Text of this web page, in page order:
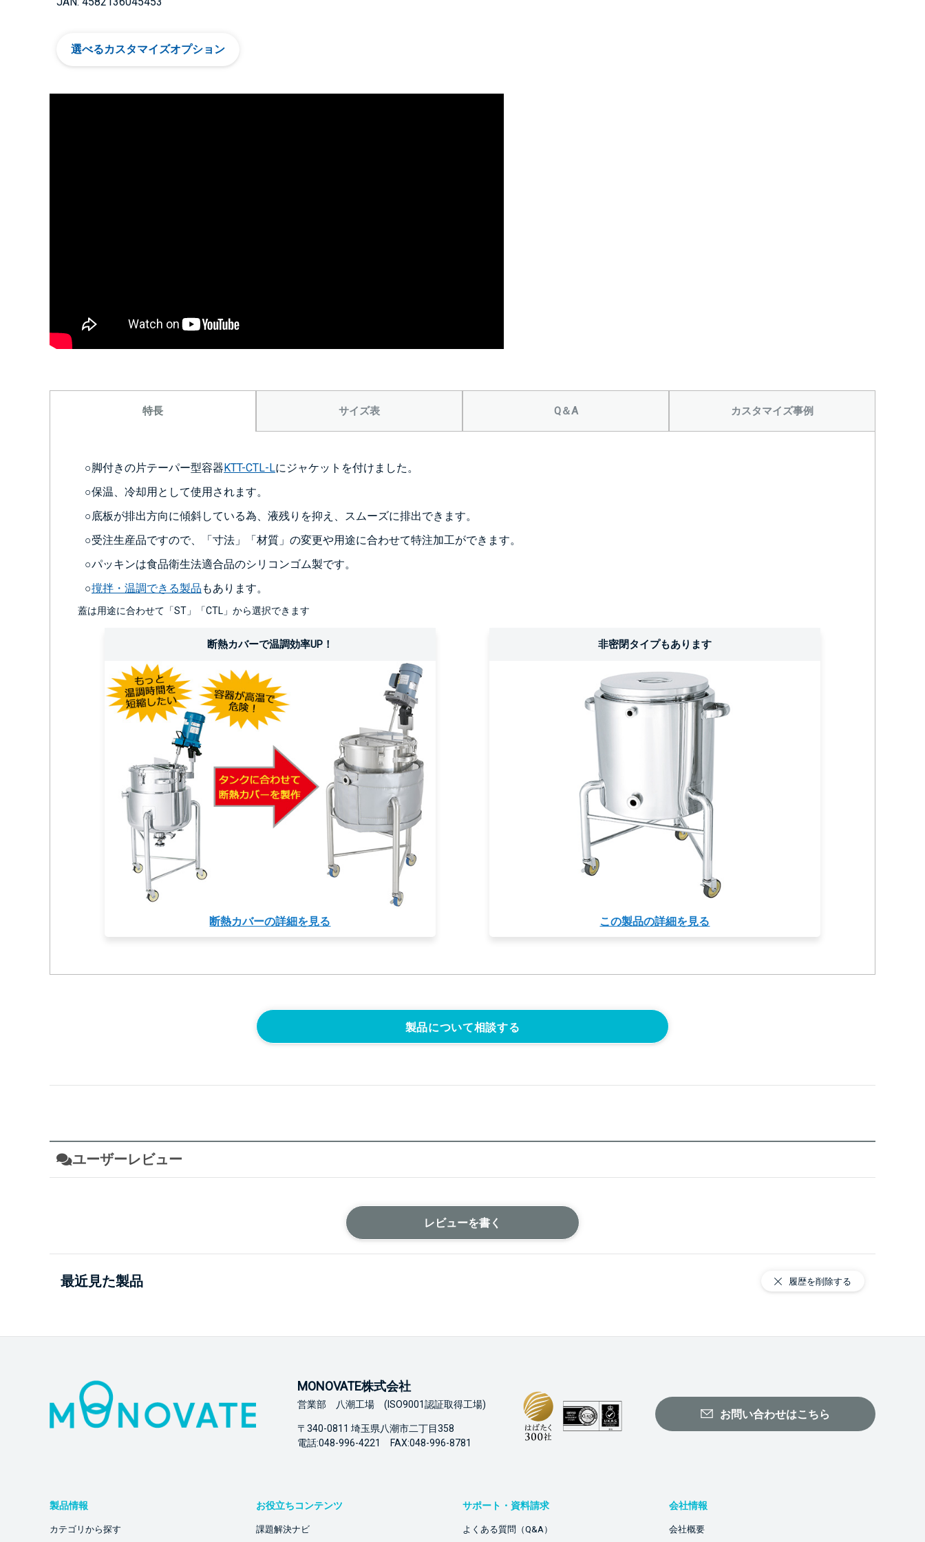
選べるカスタマイズオプション
特長 サイズ表 Q＆A カスタマイズ事例
○脚付きの片テーパー型容器 KTT-CTL-Lにジャケットを付けました。
○保温、冷却用として使用されます。
○底板が排出方向に傾斜している為、液残りを抑え、スムーズに排出できます。
○受注生産品ですので、「寸法」「材質」の変更や用途に合わせて特注加工ができます。
○パッキンは食品衛生法適合品のシリコンゴム製です。
○撹拌・温調できる製品 もあります。
蓋は用途に合わせて「ST」「CTL」から選択できます
断熱カバーで温調効率UP！
断熱カバーの詳細を見る
非密閉タイプもあります
この製品の詳細を見る
製品について相談する
ユーザーレビュー
レビューを書く
最近見た製品 履歴を削除する
MONOVATE株式会社
営業部 八潮工場 (ISO9001認証取得工場)
〒340-0811 埼玉県八潮市二丁目358
電話:048-996-4221 FAX:048-996-8781
お問い合わせはこちら
製品情報
カテゴリから探す
お役立ちコンテンツ
課題解決ナビ
サポート・資料請求
よくある質問（Q&A）
会社情報
会社概要